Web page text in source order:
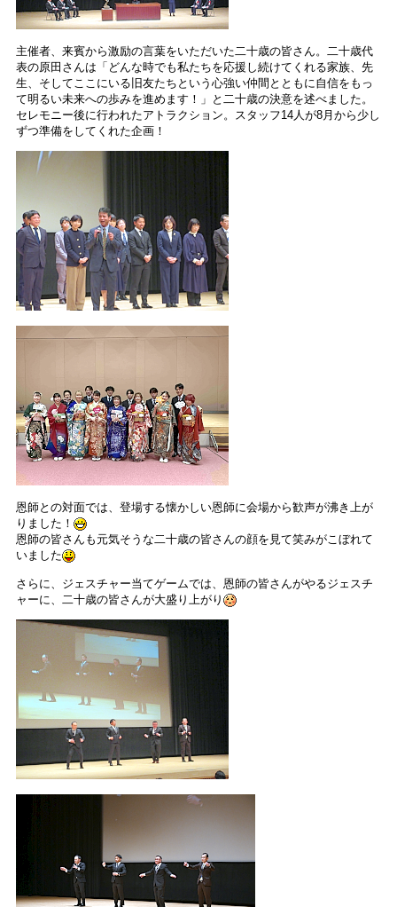
主催者、来賓から激励の言葉をいただいた二十歳の皆さん。二十歳代
表の原田さんは「どんな時でも私たちを応援し続けてくれる家族、先
生、そしてここにいる旧友たちという心強い仲間とともに自信をもっ
て明るい未来への歩みを進めます！」と二十歳の決意を述べました。
セレモニー後に行われたアトラクション。スタッフ14人が8月から少し
ずつ準備をしてくれた企画！
恩師との対面では、登場する懐かしい恩師に会場から歓声が沸き上が
りました！
恩師の皆さんも元気そうな二十歳の皆さんの顔を見て笑みがこぼれて
いました
さらに、ジェスチャー当てゲームでは、恩師の皆さんがやるジェスチ
ャーに、二十歳の皆さんが大盛り上がり